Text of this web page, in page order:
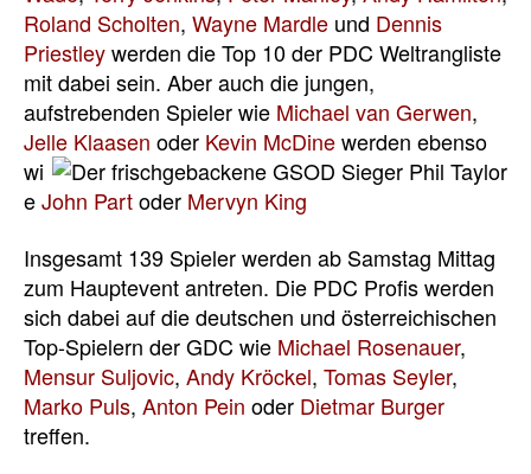
Roland Scholten, Wayne Mardle und Dennis
Priestleywerden die Top 10 der PDC Weltrangliste
mit dabei sein. Aber auch die jungen,
aufstrebenden Spieler wie Michael van Gerwen,
Jelle Klaasen oder Kevin McDinewerden ebenso
wi
eJohn Partoder Mervyn King
Insgesamt 139 Spieler werden ab Samstag Mittag
zum Hauptevent antreten. Die PDC Profis werden
sich dabei auf die deutschen und österreichischen
Top-Spielern der GDC wie Michael Rosenauer,
Mensur Suljovic, Andy Kröckel, Tomas Seyler,
Marko Puls, Anton Pein oder Dietmar Burger
treffen.